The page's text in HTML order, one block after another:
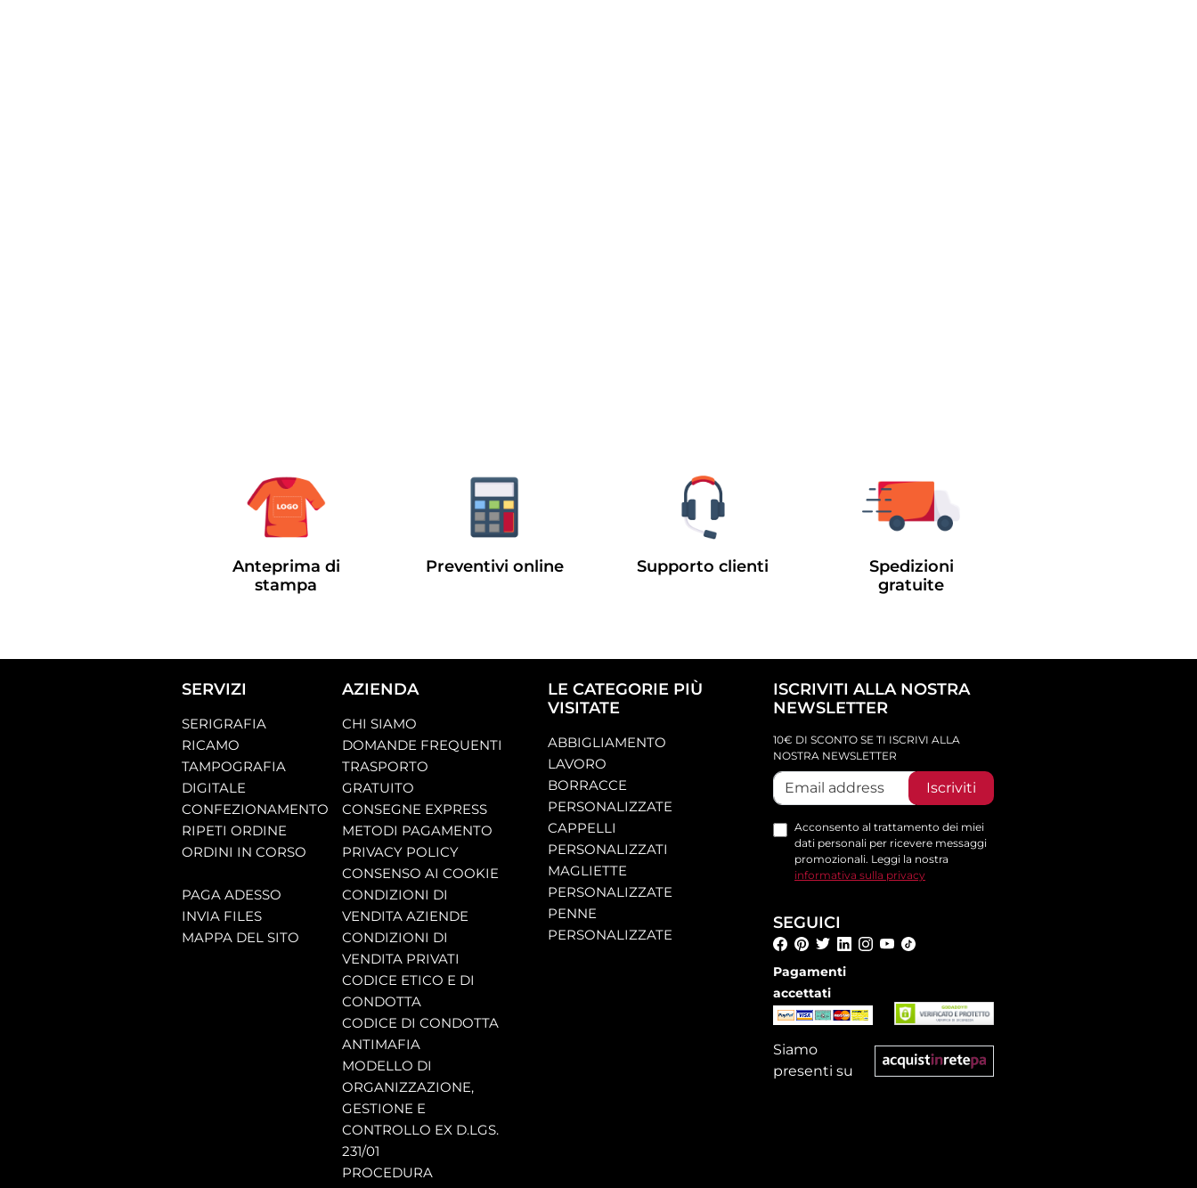
Anteprima di
stampa
Preventivi online Supporto clienti
Spedizioni
gratuite
SERVIZI
SERIGRAFIA
RICAMO
TAMPOGRAFIA
DIGITALE
CONFEZIONAMENTO
RIPETI ORDINE
ORDINI IN CORSO
PAGA ADESSO
INVIA FILES
MAPPA DEL SITO
AZIENDA
CHI SIAMO
DOMANDE FREQUENTI
TRASPORTO
GRATUITO
CONSEGNE EXPRESS
METODI PAGAMENTO
PRIVACY POLICY
CONSENSO AI COOKIE
CONDIZIONI DI
VENDITA AZIENDE
CONDIZIONI DI
VENDITA PRIVATI
CODICE ETICO E DI
CONDOTTA
CODICE DI CONDOTTA
ANTIMAFIA
MODELLO DI
ORGANIZZAZIONE,
GESTIONE E
CONTROLLO EX D.LGS.
231/01
PROCEDURA
LE CATEGORIE PIÙ
VISITATE
ABBIGLIAMENTO
LAVORO
BORRACCE
PERSONALIZZATE
CAPPELLI
PERSONALIZZATI
MAGLIETTE
PERSONALIZZATE
PENNE
PERSONALIZZATE
ISCRIVITI ALLA NOSTRA
NEWSLETTER
10€ DI SCONTO SE TI ISCRIVI ALLA
NOSTRA NEWSLETTER
Iscriviti
Acconsento al trattamento dei miei
dati personali per ricevere messaggi
promozionali. Leggi la nostra
informativa sulla privacy
SEGUICI
Pagamenti
accettati
Siamo
presenti su